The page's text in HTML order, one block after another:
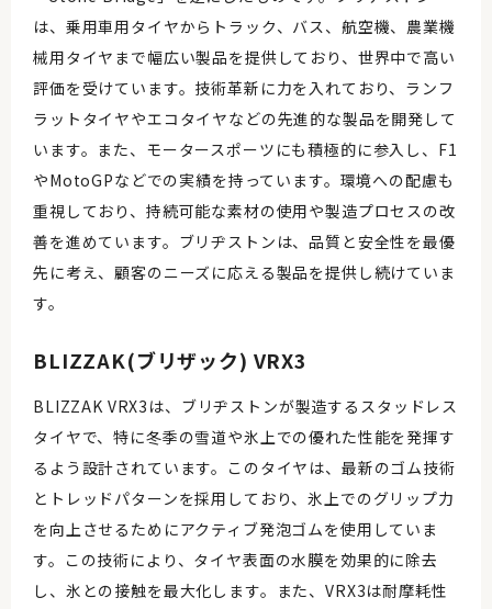
は、乗用車用タイヤからトラック、バス、航空機、農業機
械用タイヤまで幅広い製品を提供しており、世界中で高い
評価を受けています。技術革新に力を入れており、ランフ
ラットタイヤやエコタイヤなどの先進的な製品を開発して
います。また、モータースポーツにも積極的に参入し、F1
やMotoGPなどでの実績を持っています。環境への配慮も
重視しており、持続可能な素材の使用や製造プロセスの改
善を進めています。ブリヂストンは、品質と安全性を最優
先に考え、顧客のニーズに応える製品を提供し続けていま
す。
BLIZZAK(ブリザック) VRX3
BLIZZAK VRX3は、ブリヂストンが製造するスタッドレス
タイヤで、特に冬季の雪道や氷上での優れた性能を発揮す
るよう設計されています。このタイヤは、最新のゴム技術
とトレッドパターンを採用しており、氷上でのグリップ力
を向上させるためにアクティブ発泡ゴムを使用していま
す。この技術により、タイヤ表面の水膜を効果的に除去
し、氷との接触を最大化します。また、VRX3は耐摩耗性